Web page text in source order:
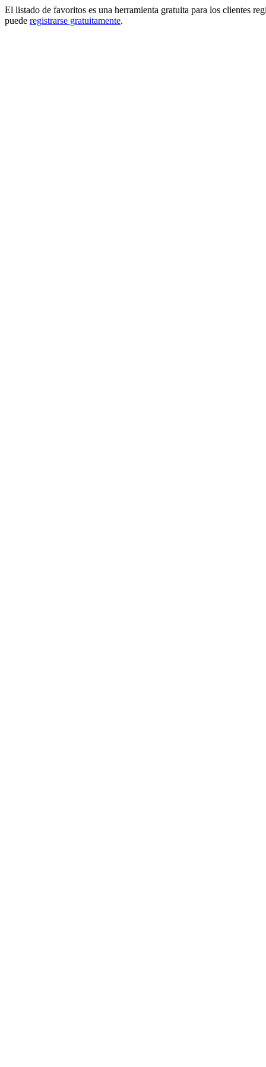
El listado de favoritos es una herramienta gratuita para los clientes
puede registrarse gratuitamente.